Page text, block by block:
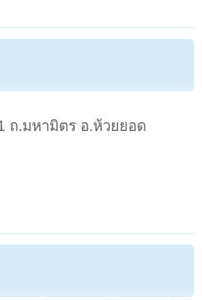
ถ.มหามิตร อ.ห้วยยอด